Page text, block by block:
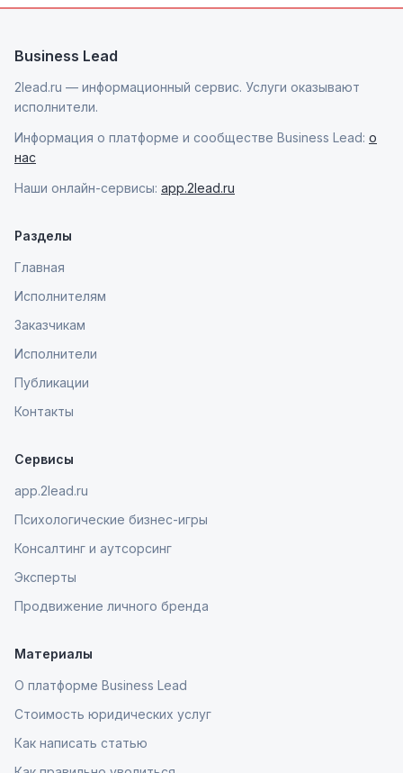
Business Lead
2lead.ru — информационный сервис. Услуги оказывают
исполнители.
Информация о платформе и сообществе Business Lead: о
нас
Наши онлайн-сервисы: app.2lead.ru
Разделы
Главная
Исполнителям
Заказчикам
Исполнители
Публикации
Контакты
Сервисы
app.2lead.ru
Психологические бизнес-игры
Консалтинг и аутсорсинг
Эксперты
Продвижение личного бренда
Материалы
О платформе Business Lead
Стоимость юридических услуг
Как написать статью